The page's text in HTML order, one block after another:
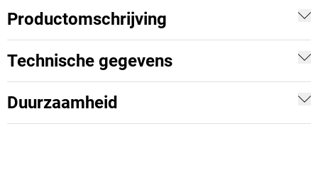
Productomschrijving
Technische gegevens
Duurzaamheid